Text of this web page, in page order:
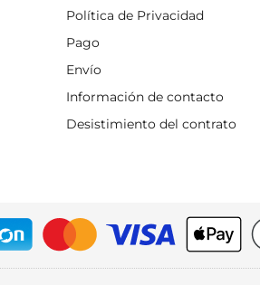
Política de Privacidad
Pago
Envío
Información de contacto
Desistimiento del contrato